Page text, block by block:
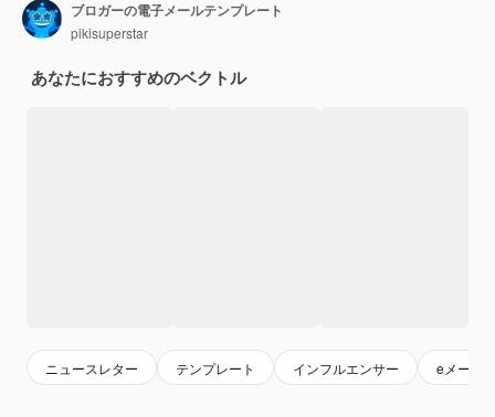
ブロガーの電子メールテンプレート
pikisuperstar
あなたにおすすめのベクトル
ニュースレター テンプレート インフルエンサー eメール